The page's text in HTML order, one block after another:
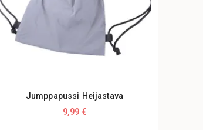
Jumppapussi Heijastava
9,99 €